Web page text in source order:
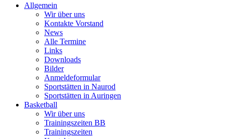
Allgemein
Wir über uns
Kontakte Vorstand
News
Alle Termine
Links
Downloads
Bilder
Anmeldeformular
Sportstätten in Naurod
Sportstätten in Auringen
Basketball
Wir über uns
Trainingszeiten BB
Trainingszeiten